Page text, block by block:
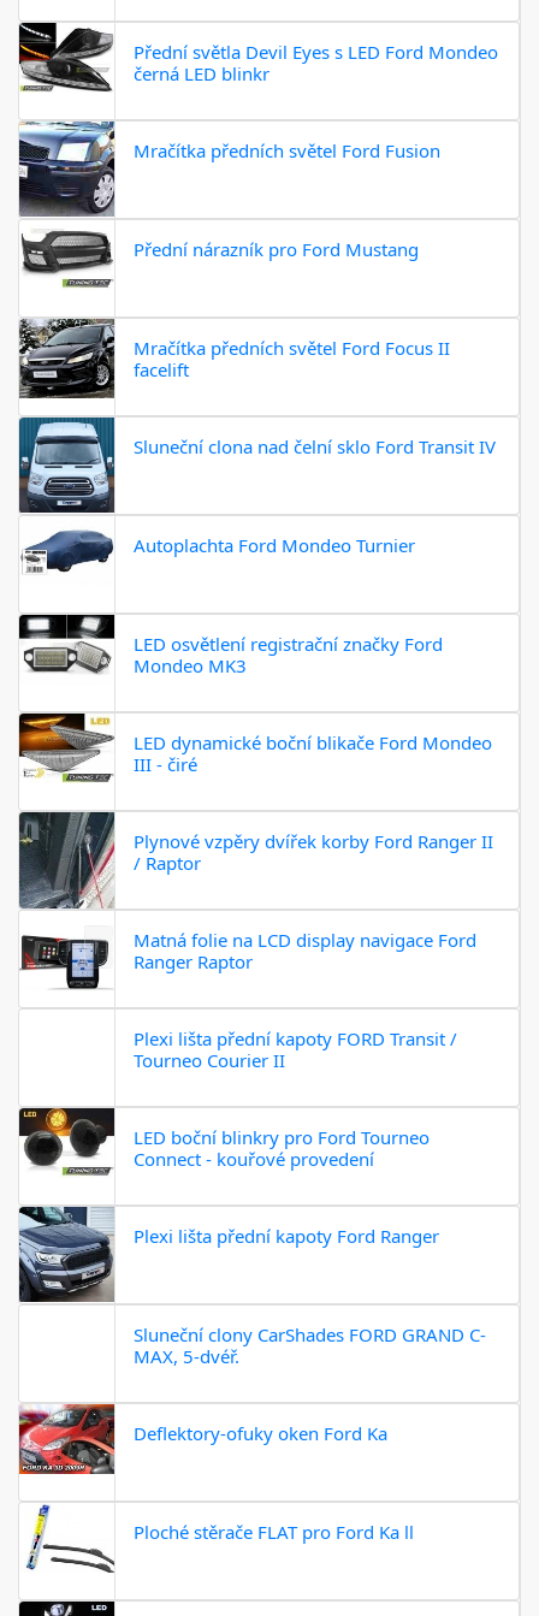
Přední světla Devil Eyes s LED Ford Mondeo
černá LED blinkr
Mračítka předních světel Ford Fusion
Přední nárazník pro Ford Mustang
Mračítka předních světel Ford Focus II
facelift
Sluneční clona nad čelní sklo Ford Transit IV
Autoplachta Ford Mondeo Turnier
LED osvětlení registrační značky Ford
Mondeo MK3
LED dynamické boční blikače Ford Mondeo
III - čiré
Plynové vzpěry dvířek korby Ford Ranger II
/ Raptor
Matná folie na LCD display navigace Ford
Ranger Raptor
Plexi lišta přední kapoty FORD Transit /
Tourneo Courier II
LED boční blinkry pro Ford Tourneo
Connect - kouřové provedení
Plexi lišta přední kapoty Ford Ranger
Sluneční clony CarShades FORD GRAND C-
MAX, 5-dvéř.
Deflektory-ofuky oken Ford Ka
Ploché stěrače FLAT pro Ford Ka ll